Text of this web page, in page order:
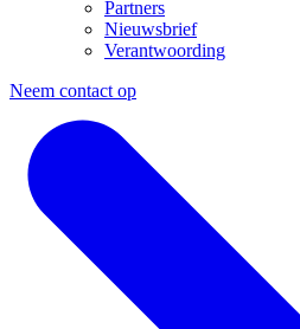
Partners
Nieuwsbrief
Verantwoording
Neem contact op